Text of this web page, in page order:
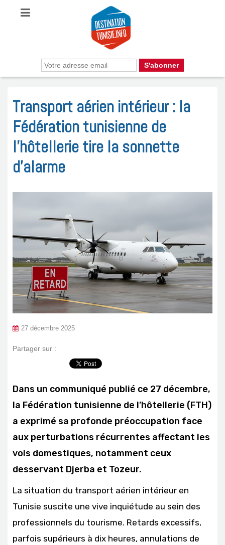
Transport aérien intérieur : la
Fédération tunisienne de
l’hôtellerie tire la sonnette
d’alarme
27 décembre 2025
Partager sur :
Dans un communiqué publié ce 27 décembre,
la Fédération tunisienne de l’hôtellerie (FTH)
a exprimé sa profonde préoccupation face
aux perturbations récurrentes affectant les
vols domestiques, notamment ceux
desservant Djerba et Tozeur.
La situation du transport aérien intérieur en
Tunisie suscite une vive inquiétude au sein des
professionnels du tourisme. Retards excessifs,
parfois supérieurs à dix heures, annulations de